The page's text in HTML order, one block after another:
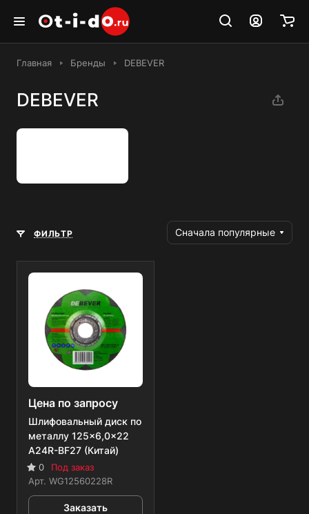
Главная Бренды DEBEVER
DEBEVER
ФИЛЬТР Сначала популярные
Цена по запросу
Шлифовальный диск по
металлу 125x6,0x22
A24R-BF27 (Китай)
0
Под заказ
Арт. WG12560228R
Заказать